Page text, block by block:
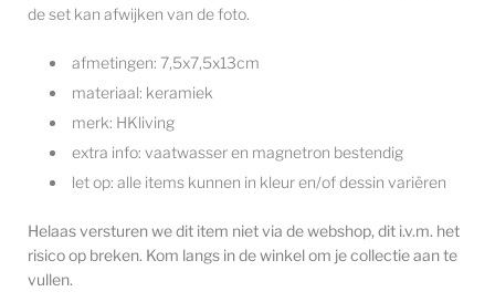
de set kan afwijken van de foto.
afmetingen: 7,5x7,5x13cm
materiaal: keramiek
merk: HKliving
extra info: vaatwasser en magnetron bestendig
let op: alle items kunnen in kleur en/of dessin variëren
Helaas versturen we dit item niet via de webshop, dit i.v.m. het
risico op breken. Kom langs in de winkel om je collectie aan te
vullen.